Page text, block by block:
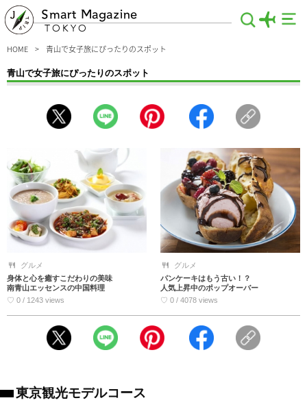
Smart Magazine
TOKYO
HOME 青山で女子旅にぴったりのスポット
青山で女子旅にぴったりのスポット
くべきカフェ、おしゃれに磨きがかかるショッピングスポット、弾丸トークに花が
咲くおいしいグルメ店といった女子だけの旅行だからこそおすすめしたい情報を厳
グルメ
身体と心を癒すこだわりの美味
南青山エッセンスの中国料理
♡ 0 / 1243 views
グルメ
パンケーキはもう古い！？
人気上昇中のポップオーバー
♡ 0 / 4078 views
東京観光モデルコース